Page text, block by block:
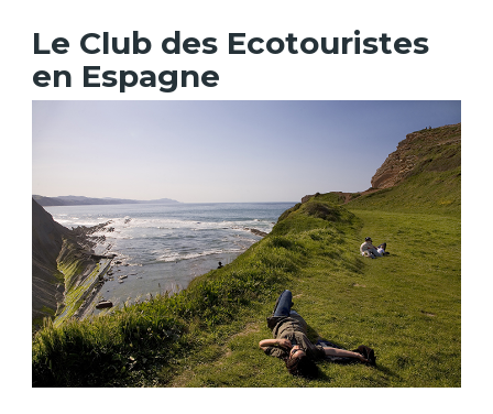
Le Club des Ecotouristes
en Espagne